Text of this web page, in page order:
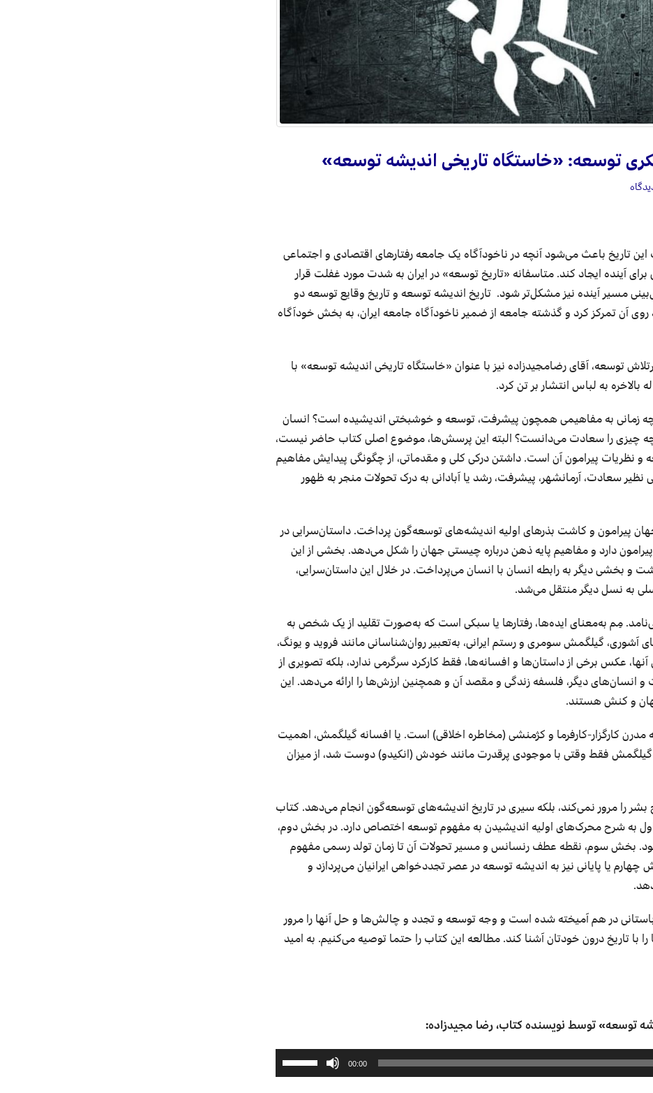
توسعه: «خاستگاه تاریخی اندیشه توسعه»
تاریخ باعث می‌شود آنچه در ناخودآگاه یک جامعه رفتارهای اقتصادی و اجتماعی
آینده ایجاد کند. متاسفانه «تاریخ توسعه» در ایران به شدت مورد غفلت قرار
مسیر آینده نیز مشکل‌تر شود. تاریخ اندیشه توسعه و تاریخ وقایع توسعه دو
آن تمرکز کرد و گذشته جامعه از ضمیر ناخودآگاه جامعه ایران، به بخش خود‌آگاه
توسعه، آقای رضامجیدزاده نیز با عنوان «خاستگاه تاریخی اندیشه توسعه» با
به لباس انتشار بر تن کرد.
چه زمانی به مفاهیمی همچون پیشرفت، توسعه و خوشبختی اندیشیده است؟ انسان
چیزی را سعادت می‌دانست؟البته این پرسش‌ها، موضوع اصلی کتاب حاضر نیست،
و نظریات پیرامون آن است. داشتن درکی کلی و مقدماتی، از چگونگی پیدایش مفاهیم
سعادت، آرمانشهر، پیشرفت، رشد یا آبادانی به درک تحولات منجر به ظهور
پیرامون و کاشت بذرهای اولیه اندیشه‌های توسعه‌گون پرداخت. داستان‌سرایی در
دارد و مفاهیم پایه ذهن درباره چیستی جهان را شکل می‌دهد. بخشی از این
بخشی دیگر به رابطه انسان با انسان می‌پرداخت. در خلال این داستان‌سرایی،
به نسل دیگر منتقل می‌شد.
مِم به‌معنای ایده‌ها، رفتارها یا سبکی است که به‌صورت تقلید از یک شخص به
آشوری، گیلگمش سومری و رستم ایرانی، به‌تعبیر روان‌شناسانی مانند فروید و یونگ،
عکس برخی از داستان‌ها و افسانه‌ها، فقط کارکرد سرگرمی ندارد، بلکه تصویری از
انسان‌های دیگر، فلسفه زندگی و مقصد آن و همچنین ارزش‌ها را ارائه می‌دهد. این
و کنش هستند.
مدرن کارگزار-کارفرما و کژمنشی (مخاطره اخلاقی) است. یا افسانه گیلگمش، اهمیت
فقط وقتی با موجودی پرقدرت مانند خودش (انکیدو) دوست شد، از میزان
را مرور نمی‌کند، بلکه سیری در تاریخ اندیشه‌های توسعه‌گون انجام می‌دهد. کتاب
شرح محرک‌های اولیه اندیشیدن به مفهوم توسعه اختصاص دارد. در بخش دوم،
بخش سوم، نقطه عطف رنسانس و مسیر تحولات آن تا زمان تولد رسمی مفهوم
می‌کند. بخش چهارم یا پایانی نیز به اندیشه توسعه در عصر تجددخواهی ایرانیان می‌پردازد و
در هم آمیخته شده است و وجه توسعه و تجدد و چالش‌ها و حل آنها را مرور
با تاریخ درون خودتان آشنا کند. مطالعه این کتاب را حتما توصیه می‌کنیم. به امید
توسعه» توسط نویسنده کتاب، رضا مجیدزاده:
00:00
برای
افزایش